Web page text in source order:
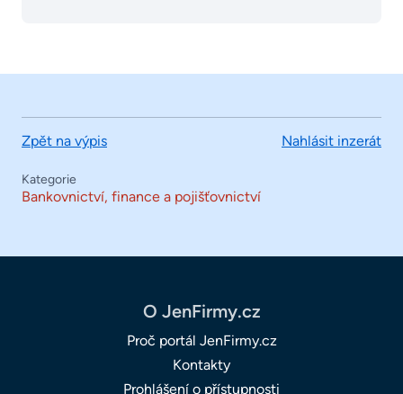
Zpět na výpis Nahlásit inzerát
Kategorie
Bankovnictví, finance a pojišťovnictví
O JenFirmy.cz
Proč portál JenFirmy.cz
Kontakty
Prohlášení o přístupnosti